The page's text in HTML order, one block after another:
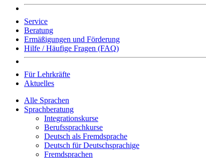
Service
Beratung
Ermäßigungen und Förderung
Hilfe / Häufige Fragen (FAQ)
Für Lehrkräfte
Aktuelles
Alle Sprachen
Sprachberatung
Integrationskurse
Berufssprachkurse
Deutsch als Fremdsprache
Deutsch für Deutschsprachige
Fremdsprachen